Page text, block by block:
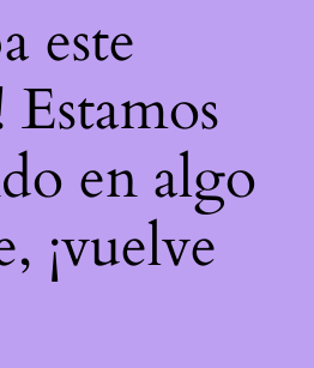
este
Estamos
en algo
¡vuelve